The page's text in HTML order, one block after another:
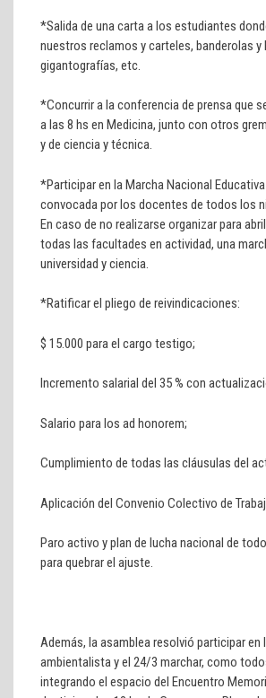
*Salida de una carta a los estudiantes
nuestros reclamos y carteles, banderolas y
gigantografías, etc.
*Concurrir a la conferencia de prensa que
a las 8 hs en Medicina, junto con otros
y de ciencia y técnica.
*Participar en la Marcha Nacional
convocada por los docentes de todos los
En caso de no realizarse organizar para
todas las facultades en actividad, una
universidad y ciencia.
*Ratificar el pliego de reivindicaciones:
$ 15.000 para el cargo testigo;
Incremento salarial del 35 % con
Salario para los ad honorem;
Cumplimiento de todas las cláusulas del
Aplicación del Convenio Colectivo de
Paro activo y plan de lucha nacional de
para quebrar el ajuste.
Además, la asamblea resolvió participar en
ambientalista y el 24/3 marchar, como
integrando el espacio del Encuentro